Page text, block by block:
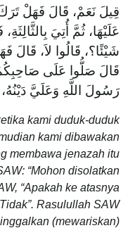
قِيلَ نَعَمْ، قَالَ فَهَلْ تَرَكَ
عَلَيْهَا، ثُمَّ أُتِيَ
شَيْئًا؟، قَالُوا لاَ، قَالَ
قَالَ صَلُّوا عَلَى
رَسُولَ اللَّهِ وَعَلَيَّ
kami duduk-duduk
kami dibawakan
membawa jenazah itu
“Mohon disolatkan
“Apakah ke atasnya
Rasulullah SAW
(mewariskan)